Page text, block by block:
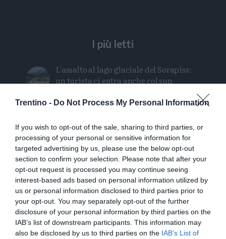
Trentino - Do Not Process My Personal Information
If you wish to opt-out of the sale, sharing to third parties, or
processing of your personal or sensitive information for
targeted advertising by us, please use the below opt-out
section to confirm your selection. Please note that after your
opt-out request is processed you may continue seeing
interest-based ads based on personal information utilized by
us or personal information disclosed to third parties prior to
your opt-out. You may separately opt-out of the further
disclosure of your personal information by third parties on the
IAB’s list of downstream participants. This information may
also be disclosed by us to third parties on the IAB’s List of
I più letti
L'assalto al lago glaciale del Sorapiss:
un turista ci entra anche col sup
Calceranica, bimbo e papà recuperati
Solo venerdì un calo delle temperature
ma aumenteranno i temporali
Tragedia in piscina: perde la vita un
ragazzo di Trento
Tragedia sul Latemar: quattordicenne
precipita e muore